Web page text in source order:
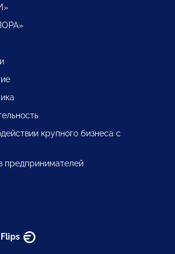
крупного бизнеса с
предпринимателей
Flips